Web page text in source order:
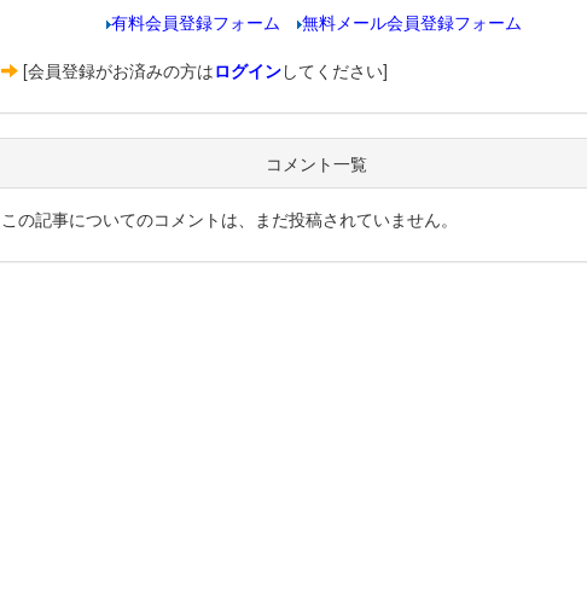
有料会員登録フォーム
無料メール会員登録フォーム
[会員登録がお済みの方はログインしてください]
コメント一覧
この記事についてのコメントは、まだ投稿されていません。